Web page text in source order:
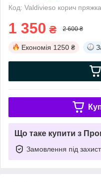
Код: Valdivieso корич пряжка
1 350 ₴ 2 600 ₴
Економія 1250 ₴
Що таке купити з
Замовлення під